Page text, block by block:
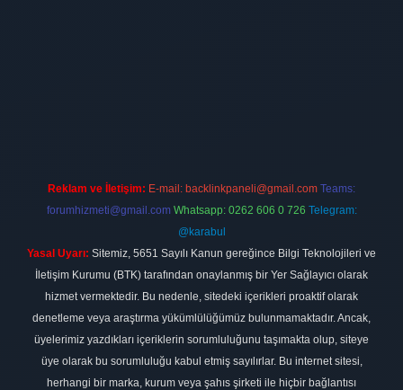
Reklam ve İletişim: E-mail: backlinkpaneli@gmail.com Teams:
forumhizmeti@gmail.com Whatsapp: 0262 606 0 726 Telegram:
@karabul
Yasal Uyarı: Sitemiz, 5651 Sayılı Kanun gereğince Bilgi Teknolojileri ve
İletişim Kurumu (BTK) tarafından onaylanmış bir Yer Sağlayıcı olarak
hizmet vermektedir. Bu nedenle, sitedeki içerikleri proaktif olarak
denetleme veya araştırma yükümlülüğümüz bulunmamaktadır. Ancak,
üyelerimiz yazdıkları içeriklerin sorumluluğunu taşımakta olup, siteye
üye olarak bu sorumluluğu kabul etmiş sayılırlar. Bu internet sitesi,
herhangi bir marka, kurum veya şahıs şirketi ile hiçbir bağlantısı